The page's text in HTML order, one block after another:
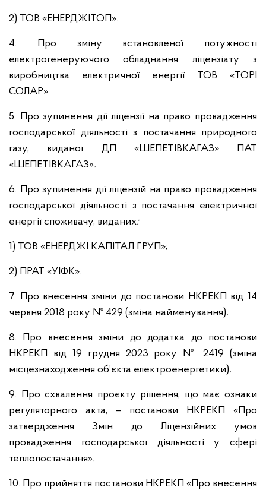
2) ТОВ «ЕНЕРДЖІТОП».
4. Про зміну встановленої потужності
електрогенеруючого обладнання ліцензіату з
виробництва електричної енергії ТОВ «ТОРІ
СОЛАР».
5. Про зупинення дії ліцензії на право провадження
господарської діяльності з постачання природного
газу, виданої ДП «ШЕПЕТІВКАГАЗ» ПАТ
«ШЕПЕТІВКАГАЗ».
6. Про зупинення дії ліцензій на право провадження
господарської діяльності з постачання електричної
енергії споживачу, виданих:
1) ТОВ «ЕНЕРДЖІ КАПІТАЛ ГРУП»;
2) ПРАТ «УІФК».
7. Про внесення зміни до постанови НКРЕКП від 14
червня 2018 року № 429 (зміна найменування).
8. Про внесення зміни до додатка до постанови
НКРЕКП від 19 грудня 2023 року № 2419 (зміна
місцезнаходження об’єкта електроенергетики).
9. Про схвалення проєкту рішення, що має ознаки
регуляторного акта, – постанови НКРЕКП «Про
затвердження Змін до Ліцензійних умов
провадження господарської діяльності у сфері
теплопостачання».
10. Про прийняття постанови НКРЕКП «Про внесення